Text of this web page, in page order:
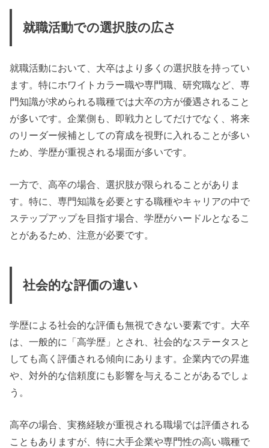
就職活動での選択肢の広さ
就職活動において、大卒はより多くの選択肢を持ってい
ます。特にホワイトカラー職や専門職、研究職など、専
門知識が求められる職種では大卒の方が優遇されること
が多いです。企業側も、即戦力としてだけでなく、将来
のリーダー候補としての育成を視野に入れることが多い
ため、学歴が重視される場面が多いです。
一方で、高卒の場合、選択肢が限られることがありま
す。特に、専門知識を必要とする職種やキャリアの中で
ステップアップを目指す場合、学歴がハードルとなるこ
とがあるため、注意が必要です。
社会的な評価の違い
学歴による社会的な評価も無視できない要素です。大卒
は、一般的に「高学歴」とされ、社会的なステータスと
しても高く評価される傾向にあります。企業内での昇進
や、対外的な信頼度にも影響を与えることがあるでしょ
う。
高卒の場合、実務経験が重視される職場では評価される
こともありますが、特に大手企業や専門性の高い職種で